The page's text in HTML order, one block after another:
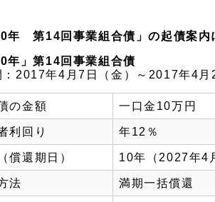
年 第14回事業組合債」の起債案内
年」第14回事業組合債
：2017年4月7日（金）～2017年4月
の金額 一口金10万円
利回り 年12％
償還期日） 10年（2027年4
法 満期一括償還